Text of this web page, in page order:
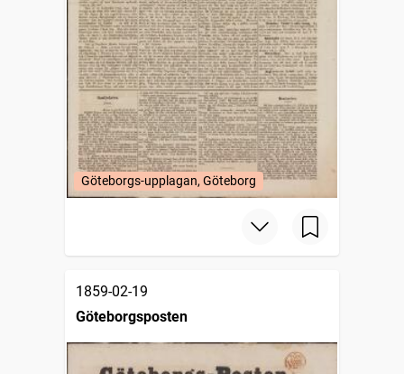
Göteborgs-upplagan, Göteborg
1859-02-19
Göteborgsposten